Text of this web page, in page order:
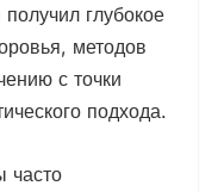
глубокое
методов
с точки
подхода.
часто